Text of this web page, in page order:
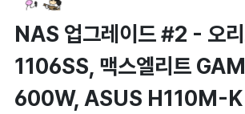
NAS 업그레이드 #2 - 오
1106SS, 맥스엘리트
600W, ASUS H110M-K